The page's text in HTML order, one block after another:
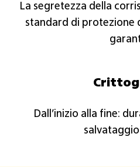
La segretezza della
standard di protezione
Dall’inizio alla fine:
salvataggio